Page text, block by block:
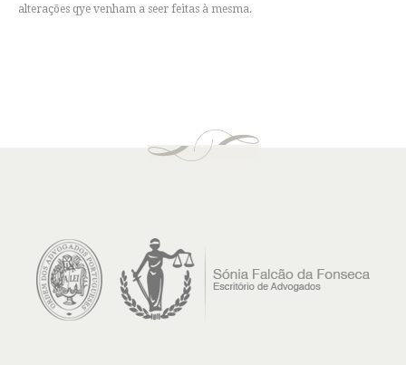
alterações qye venham a seer feitas à mesma.